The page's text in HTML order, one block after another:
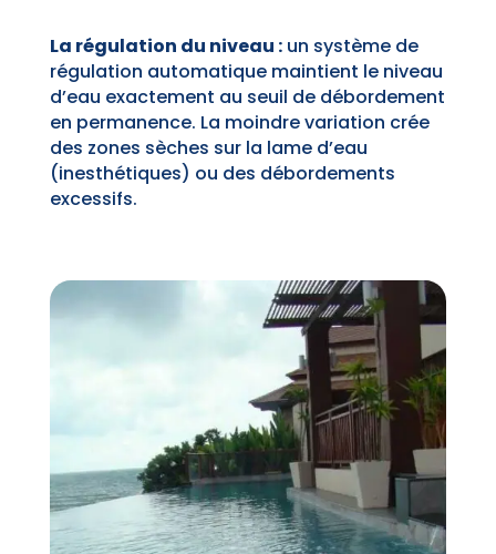
La régulation du niveau :un système de
régulation automatique maintient le niveau
d’eau exactement au seuil de débordement
en permanence. La moindre variation crée
des zones sèches sur la lame d’eau
(inesthétiques) ou des débordements
excessifs.